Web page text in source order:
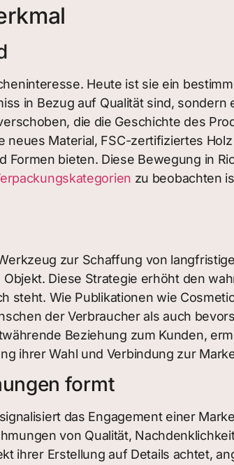
Heute ist sie ein
in Bezug auf Qualität sind, sondern
die die Geschichte des
Material, FSC-zertifiziertes
bieten. Diese Bewegung in
zu beobachten
zur Schaffung von
Diese Strategie erhöht den
steht. Wie Publikationen wie
der Verbraucher als auch
Beziehung zum Kunden,
ihrer Wahl und Verbindung zur
formt
das Engagement einer
von Qualität,
ihrer Erstellung auf Details achtet,